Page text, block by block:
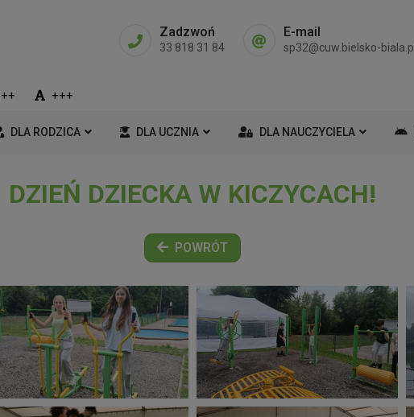
Zadzwoń
33 818 31 84
E-mail
sp32@cuw.bielsko-biala.pl
++ +++
DLA RODZICA DLA UCZNIA DLA NAUCZYCIELA
DZIEŃ DZIECKA W KICZYCACH!
POWRÓT